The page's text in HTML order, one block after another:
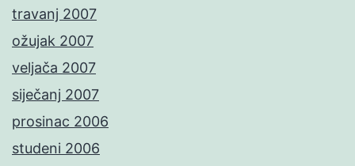
travanj 2007
ožujak 2007
veljača 2007
siječanj 2007
prosinac 2006
studeni 2006